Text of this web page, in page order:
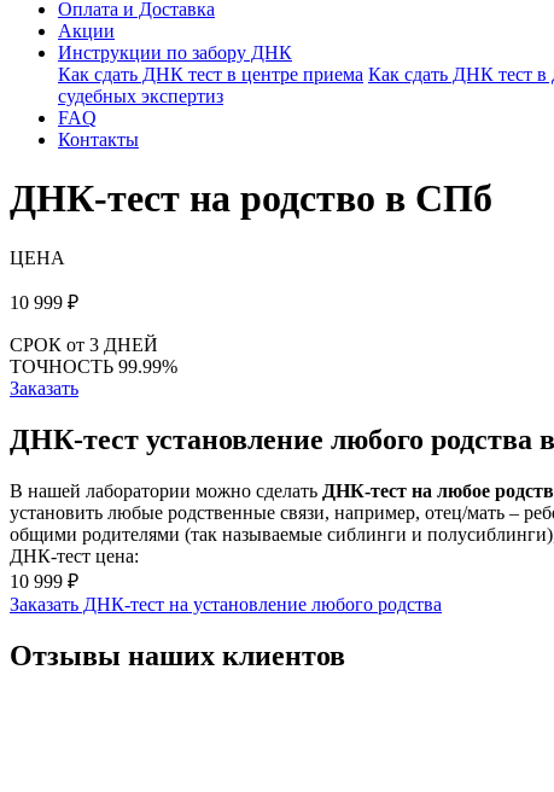
Оплата и Доставка
Акции
Инструкции по забору ДНК
Как сдать ДНК тест в центре приема Как сдать ДНК тест
судебных экспертиз
FAQ
Контакты
ДНК-тест на родство в СПб
ЦЕНА
10 999 ₽
СРОК от 3 ДНЕЙ
ТОЧНОСТЬ 99.99%
Заказать
ДНК-тест установление любого родства
В нашей лаборатории можно сделать ДНК-тест на любое
установить любые родственные связи, например, отец/мать –
общими родителями (так называемые сиблинги и
ДНК-тест цена:
10 999 ₽
Заказать ДНК-тест на установление любого родства
Отзывы наших клиентов